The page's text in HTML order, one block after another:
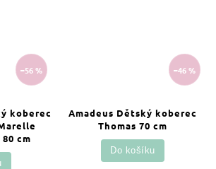
–56 %
koberec
cm
–46 %
Amadeus Dětský koberec
Thomas 70 cm
Do košíku